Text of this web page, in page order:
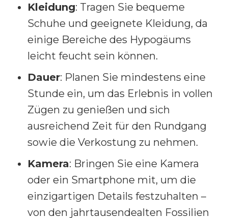
Kleidung: Tragen Sie bequeme
Schuhe und geeignete Kleidung, da
einige Bereiche des Hypogäums
leicht feucht sein können.
Dauer: Planen Sie mindestens eine
Stunde ein, um das Erlebnis in vollen
Zügen zu genießen und sich
ausreichend Zeit für den Rundgang
sowie die Verkostung zu nehmen.
Kamera: Bringen Sie eine Kamera
oder ein Smartphone mit, um die
einzigartigen Details festzuhalten –
von den jahrtausendealten Fossilien